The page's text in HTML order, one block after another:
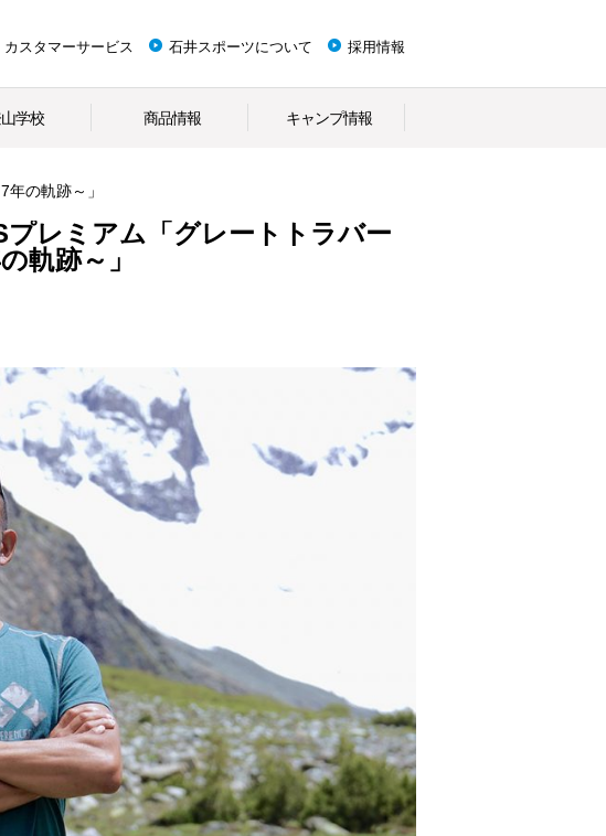
カスタマーサービス 石井スポーツについて 採用情報
学校 商品情報 キャンプ情報
の軌跡～」
プレミアム「グレートトラバー
軌跡～」